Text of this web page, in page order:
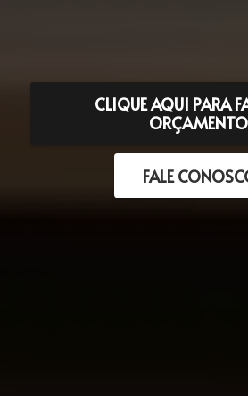
CLIQUE AQUI PARA
FALE